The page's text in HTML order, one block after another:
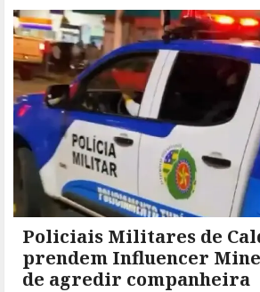
Policiais Militares de
prendem Influencer
de agredir companheira